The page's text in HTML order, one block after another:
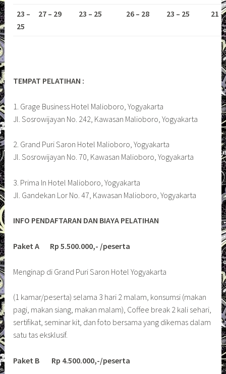
23 –
25
27 – 29 23 – 25 26 – 28 23 – 25 21
TEMPAT PELATIHAN :
1. Grage Business Hotel Malioboro, Yogyakarta
Jl. Sosrowijayan No. 242, Kawasan Malioboro, Yogyakarta
2. Grand Puri Saron Hotel Malioboro, Yogyakarta
Jl. Sosrowijayan No. 70, Kawasan Malioboro, Yogyakarta
3. Prima In Hotel Malioboro, Yogyakarta
Jl. Gandekan Lor No. 47, Kawasan Malioboro, Yogyakarta
INFO PENDAFTARAN DAN BIAYA PELATIHAN
Paket A Rp 5.500.000,- /peserta
Menginap di Grand Puri Saron Hotel Yogyakarta
(1 kamar/peserta) selama 3 hari 2 malam, konsumsi (makan
pagi, makan siang, makan malam), Coffee break 2 kali sehari,
sertifikat, seminar kit, dan foto bersama yang dikemas dalam
satu tas eksklusif.
Paket B Rp 4.500.000,-/peserta